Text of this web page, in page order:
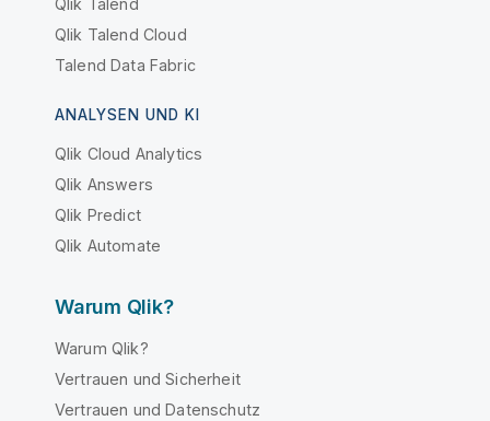
Qlik Talend
Qlik Talend Cloud
Talend Data Fabric
ANALYSEN UND KI
Qlik Cloud Analytics
Qlik Answers
Qlik Predict
Qlik Automate
Warum Qlik?
Warum Qlik?
Vertrauen und Sicherheit
Vertrauen und Datenschutz